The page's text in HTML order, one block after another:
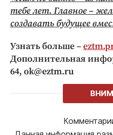
тебе лет. Главное –
создавать будущее
Узнать больше –
Дополнительная
64, ok@eztm.ru